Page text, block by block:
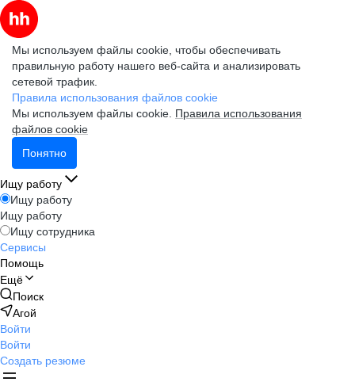
Мы используем файлы cookie, чтобы обеспечивать
правильную работу нашего веб-сайта и анализировать
сетевой трафик.
Правила использования файлов cookie
Мы используем файлы cookie. Правила использования
файлов cookie
Понятно
Ищу работу
Ищу работу
Ищу работу
Ищу сотрудника
Сервисы
Помощь
Ещё
Поиск
Агой
Войти
Войти
Создать резюме